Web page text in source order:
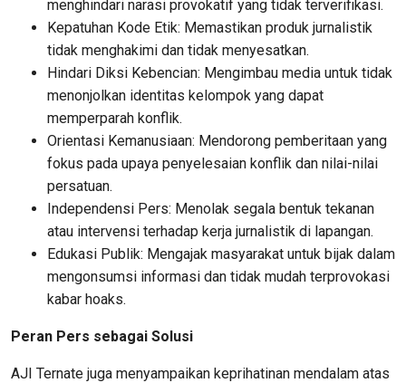
menghindari narasi provokatif yang tidak terverifikasi.
Kepatuhan Kode Etik: Memastikan produk jurnalistik
tidak menghakimi dan tidak menyesatkan.
Hindari Diksi Kebencian: Mengimbau media untuk tidak
menonjolkan identitas kelompok yang dapat
memperparah konflik.
Orientasi Kemanusiaan: Mendorong pemberitaan yang
fokus pada upaya penyelesaian konflik dan nilai-nilai
persatuan.
Independensi Pers: Menolak segala bentuk tekanan
atau intervensi terhadap kerja jurnalistik di lapangan.
Edukasi Publik: Mengajak masyarakat untuk bijak dalam
mengonsumsi informasi dan tidak mudah terprovokasi
kabar hoaks.
Peran Pers sebagai Solusi
AJI Ternate juga menyampaikan keprihatinan mendalam atas